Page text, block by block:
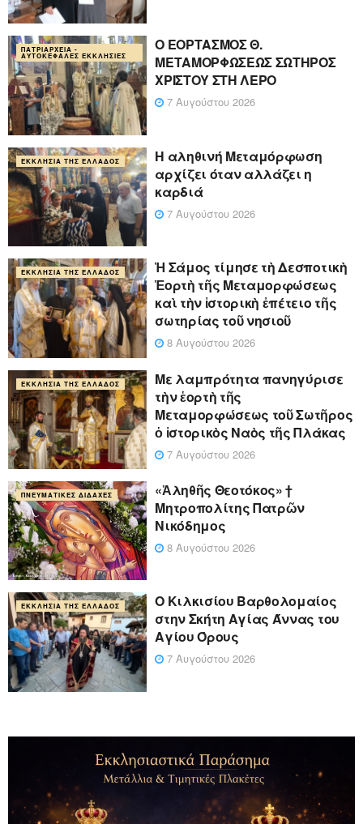
ΠΑΤΡΙΑΡΧΕΊΑ -
ΑΥΤΟΚΈΦΑΛΕΣ ΕΚΚΛΗΣΊΕΣ
Ο ΕΟΡΤΑΣΜΟΣ Θ.
ΜΕΤΑΜΟΡΦΩΣΕΩΣ ΣΩΤΗΡΟΣ
ΧΡΙΣΤΟΥ ΣΤΗ ΛΕΡΟ
7 Αυγούστου 2026
ΕΚΚΛΗΣΊΑ ΤΗΣ ΕΛΛΆΔΟΣ
Η αληθινή Μεταμόρφωση
αρχίζει όταν αλλάζει η
καρδιά
7 Αυγούστου 2026
ΕΚΚΛΗΣΊΑ ΤΗΣ ΕΛΛΆΔΟΣ
Ἡ Σάμος τίμησε τὴ Δεσποτικὴ
Ἑορτὴ τῆς Μεταμορφώσεως
καὶ τὴν ἱστορικὴ ἐπέτειο τῆς
σωτηρίας τοῦ νησιοῦ
8 Αυγούστου 2026
ΕΚΚΛΗΣΊΑ ΤΗΣ ΕΛΛΆΔΟΣ
Με λαμπρότητα πανηγύρισε
τὴν ἑορτὴ τῆς
Μεταμορφώσεως τοῦ Σωτῆρος
ὁ ἱστορικὸς Ναὸς τῆς Πλάκας
7 Αυγούστου 2026
ΠΝΕΥΜΑΤΙΚΈΣ ΔΙΔΑΧΈΣ
«Ἀληθῆς Θεοτόκος» †
Μητροπολίτης Πατρῶν
Νικόδημος
8 Αυγούστου 2026
ΕΚΚΛΗΣΊΑ ΤΗΣ ΕΛΛΆΔΟΣ
Ο Κιλκισίου Βαρθολομαίος
στην Σκήτη Αγίας Άννας του
Αγίου Όρους
7 Αυγούστου 2026